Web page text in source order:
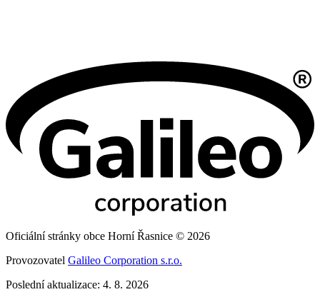
Oficiální stránky obce Horní Řasnice © 2026
Provozovatel Galileo Corporation s.r.o.
Poslední aktualizace: 4. 8. 2026